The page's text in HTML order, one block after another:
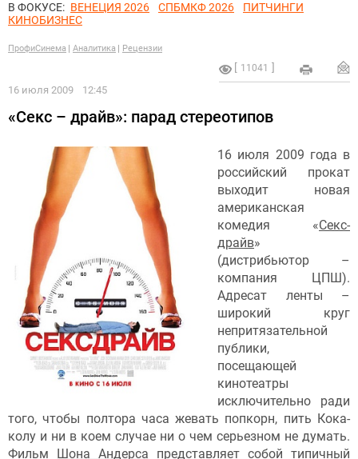
В ФОКУСЕ: ВЕНЕЦИЯ 2026 СПБМКФ 2026
ПИТЧИНГИ
КИНОБИЗНЕС
ПрофиСинема Аналитика Рецензии
11041
16 июля 2009 12:45
«Секс – драйв»: парад стереотипов
16 июля 2009 года в
российский прокат
выходит новая
американская
комедия «Секс-
драйв»
(дистрибьютор –
компания ЦПШ).
Адресат ленты –
широкий круг
непритязательной
публики,
посещающей
кинотеатры
исключительно ради
того, чтобы полтора часа жевать попкорн, пить Кока-
колу и ни в коем случае ни о чем серьезном не думать.
Фильм
Шона Андерса представляет собой типичный